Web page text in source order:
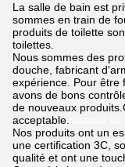
La salle de bain est
sommes en train de
produits de toilette
toilettes.
Nous sommes des
douche, fabricant
expérience. Pour être
avons de bons
de nouveaux produits.
acceptable.
Nos produits ont un
une certification 3C,
qualité et ont une